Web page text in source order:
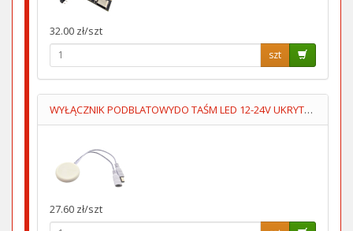
32.00 zł/szt
szt
WYŁĄCZNIK PODBLATOWYDO TAŚM LED 12-24V UKRYTY,PRZYKLEJANY
27.60 zł/szt